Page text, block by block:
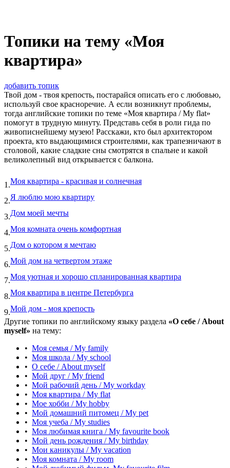
Топики на тему «Моя
квартира»
добавить топик
Твой дом - твоя крепость, постарайся описать его с любовью,
используй свое красноречие. А если возникнут проблемы,
тогда английские топики по теме «Моя квартира / My flat»
помогут в трудную минуту. Представь себя в роли гида по
живописнейшему музею! Расскажи, кто был архитектором
проекта, кто выдающимися строителями, как трапезничают в
столовой, какие сладкие сны смотрятся в спальне и какой
великолепный вид открывается с балкона.
1.Моя квартира - красивая и солнечная
2.Я люблю мою квартиру
3.Дом моей мечты
4.Моя комната очень комфортная
5.Дом о котором я мечтаю
6.Мой дом на четвертом этаже
7.Моя уютная и хорошо спланированная квартира
8.Моя квартира в центре Петербурга
9.Мой дом - моя крепость
Другие топики по английскому языку раздела «О себе / About
myself» на тему:
• Моя семья / My family
• Моя школа / My school
• О себе / About myself
• Мой друг / My friend
• Мой рабочий день / My workday
• Моя квартира / My flat
• Мое хобби / My hobby
• Мой домашний питомец / My pet
• Моя учеба / My studies
• Моя любимая книга / My favourite book
• Мой день рождения / My birthday
• Мои каникулы / My vacation
• Моя комната / My room